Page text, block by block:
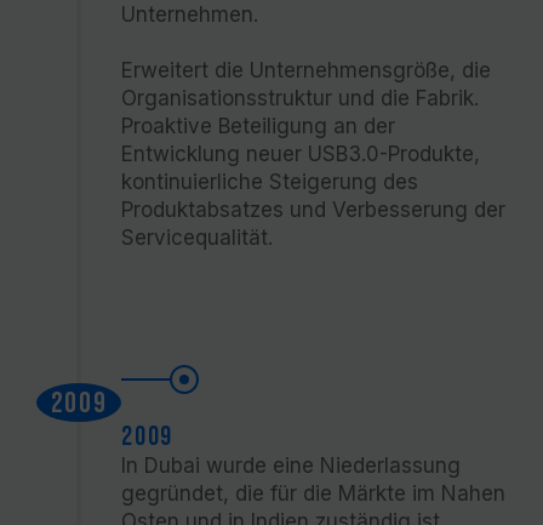
Unternehmen.
Erweitert die Unternehmensgröße, die
Organisationsstruktur und die Fabrik.
Proaktive Beteiligung an der
Entwicklung neuer USB3.0-Produkte,
kontinuierliche Steigerung des
Produktabsatzes und Verbesserung der
Servicequalität.
2009
2009
In Dubai wurde eine Niederlassung
gegründet, die für die Märkte im Nahen